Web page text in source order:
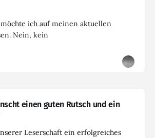
ich auf meinen aktuellen
Nein, kein
einen guten Rutsch und ein
Leserschaft ein erfolgreiches